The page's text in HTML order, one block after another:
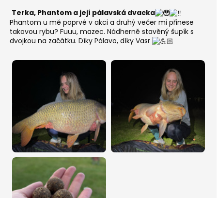
Terka, Phantom a její pálavská dvacka
Phantom u mě poprvé v akci a druhý večer mi přinese
takovou rybu? Fuuu, mazec. Nádherně stavěný šupík s
dvojkou na začátku. Díky Pálavo, díky Vasr